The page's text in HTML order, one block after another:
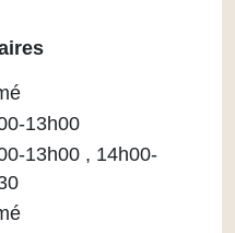
13h00
13h00 , 14h00-